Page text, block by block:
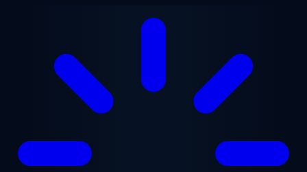
Перейти к основному содержанию